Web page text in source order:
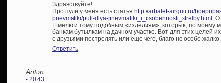
Здравствуйте!
Про пули у меня есть статья http://arbalet-airgun.ru/
pnevmatiki/puli-dlya-pnevmatiki_i_osobennosti_strelby.html .
Шмелю и тому подобным «изделиям», которые, по моему
банкам-бутылкам на дачном участке. Вот для этих целей
с друзьями пострелять или еще чего, благо не особо жалко.
Ответить
Anton:
- 20:43